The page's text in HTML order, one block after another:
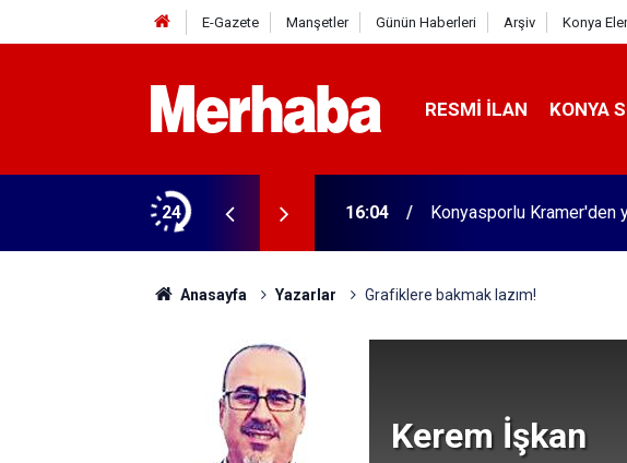
E-Gazete Manşetler Günün Haberleri Arşiv Konya
RESMI İLAN KONYA
24
satın aldı! 313 beygir motoru var 16:04 Konyasporlu Kramer'den
Anasayfa Yazarlar Grafiklere bakmak lazım!
Kerem İşkan